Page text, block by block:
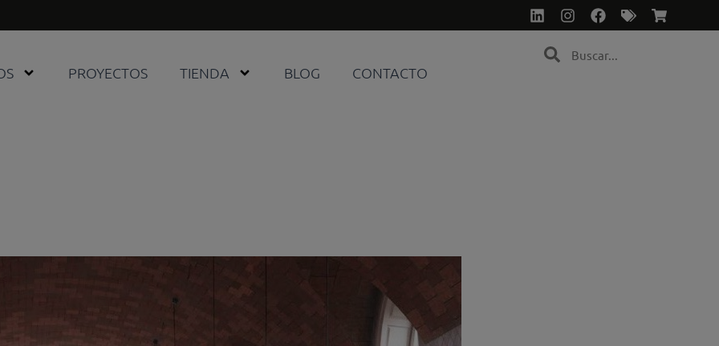
LinkedinInstagram
Facebook
Tags
cart
PROYECTOS TIENDA BLOG CONTACTO
SearchSearch